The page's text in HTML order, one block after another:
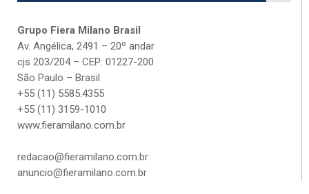
Grupo Fiera Milano Brasil
Av. Angélica, 2491 – 20º andar
cjs 203/204 – CEP: 01227-200
São Paulo – Brasil
+55 (11) 5585.4355
+55 (11) 3159-1010
www.fieramilano.com.br
redacao@fieramilano.com.br
anuncio@fieramilano.com.br